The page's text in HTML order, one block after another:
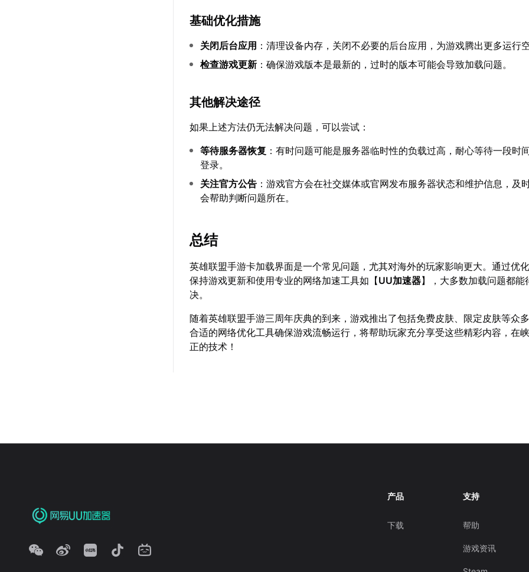
基础优化措施
关闭后台应用 ：清理设备内存，关闭不必要的后台应用，为游戏腾出更多运行
检查游戏更新 ：确保游戏版本是最新的，过时的版本可能会导致加载问题。
其他解决途径
如果上述方法仍无法解决问题，可以尝试：
等待服务器恢复 ：有时问题可能是服务器临时性的负载过高，耐心等待一段时
登录。
关注官方公告 ：游戏官方会在社交媒体或官网发布服务器状态和维护信息，及
会帮助判断问题所在。
总结
英雄联盟手游卡加载界面是一个常见问题，尤其对海外的玩家影响更大。通过优
保持游戏更新和使用专业的网络加速工具如【UU加速器】，大多数加载问题都能
决。
随着英雄联盟手游三周年庆典的到来，游戏推出了包括免费皮肤、限定皮肤等众
合适的网络优化工具确保游戏流畅运行，将帮助玩家充分享受这些精彩内容，在
正的技术！
产品
下载
支持
帮助
游戏资讯